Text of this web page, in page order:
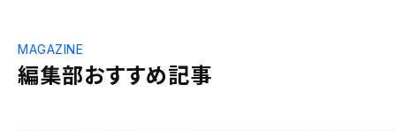
編集部おすすめ記事
MAGAZINE